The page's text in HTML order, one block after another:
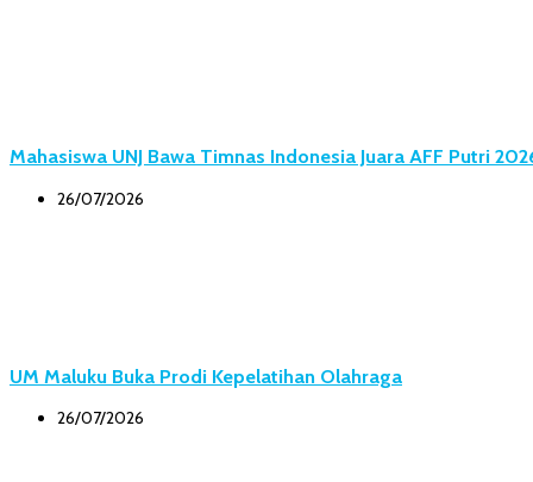
Mahasiswa UNJ Bawa Timnas Indonesia Juara AFF Putri
26/07/2026
UM Maluku Buka Prodi Kepelatihan Olahraga
26/07/2026